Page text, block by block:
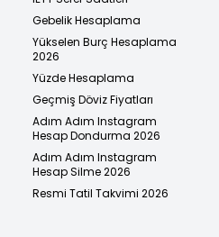
Gebelik Hesaplama
Yükselen Burç Hesaplama
2026
Yüzde Hesaplama
Geçmiş Döviz Fiyatları
Adım Adım Instagram
Hesap Dondurma 2026
Adım Adım Instagram
Hesap Silme 2026
Resmi Tatil Takvimi 2026